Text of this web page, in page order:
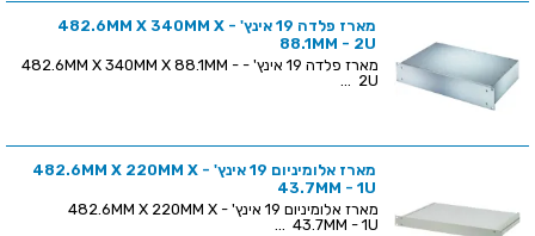
מארז פלדה 19 אינץ' - 482.6MM X 340MM X
88.1MM - 2U
מארז פלדה 19 אינץ' - 482.6MM X 340MM X 88.1MM -
2U ...
מארז אלומיניום 19 אינץ' - 482.6MM X 220MM X
43.7MM - 1U
מארז אלומיניום 19 אינץ' - 482.6MM X 220MM X
43.7MM - 1U ...